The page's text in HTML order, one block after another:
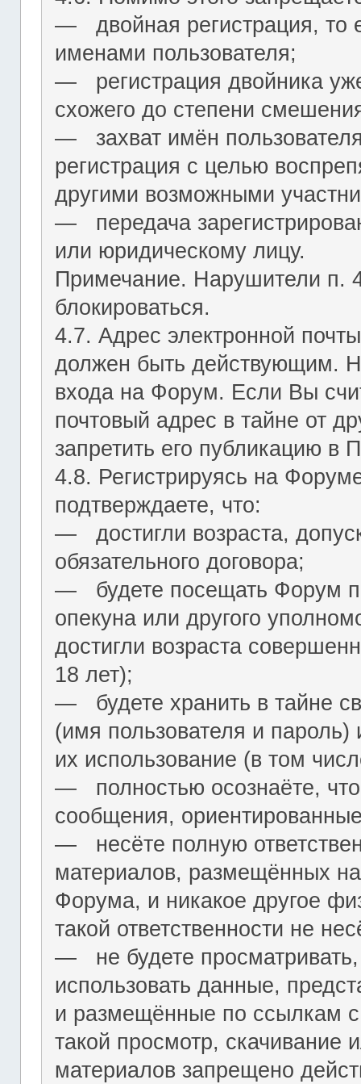
― двойная регистрация, то
именами пользователя;
― регистрация двойника
схожего до степени
― захват имён пользователя
регистрация с целью
другими возможными
― передача
или юридическому лицу.
Примечание. Нарушители п.
блокироваться.
4.7. Адрес электронной
должен быть действующим.
входа на Форум. Если Вы
почтовый адрес в тайне от
запретить его публикацию в
4.8. Регистрируясь на
подтверждаете, что:
― достигли возраста,
обязательного договора;
― будете посещать Форум
опекуна или другого
достигли возраста
18 лет);
― будете хранить в тайне
(имя пользователя и пароль)
их использование (в том
― полностью осознаёте,
сообщения,
― несёте полную
материалов, размещённых
Форума, и никакое другое
такой ответственности не
― не будете
использовать данные,
и размещённые по ссылкам
такой просмотр, скачивание
материалов запрещено